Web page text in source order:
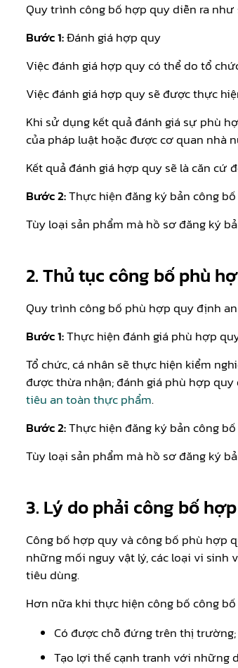
Quy trình công bố hợp quy diễn ra như
Bước 1:Đánh giá hợp quy
Việc đánh giá hợp quy có thể do tổ
Việc đánh giá hợp quy sẽ được thực
Khi sử dụng kết quả đánh giá sự phù
của pháp luật hoặc được cơ quan nhà
Kết quả đánh giá hợp quy sẽ là căn cứ
Bước 2:Thực hiện đăng ký bản công
Tùy loại sản phẩm mà hồ sơ đăng ký
2. Thủ tục công bố phù
Quy trình công bố phù hợp quy định
Bước 1:Thực hiện đánh giá phù hợp
Tổ chức, cá nhân sẽ thực hiện kiểm
được thừa nhận; đánh giá phù hợp
tiêu an toàn thực phẩm.
Bước 2:Thực hiện đăng ký bản công
Tùy loại sản phẩm mà hồ sơ đăng ký
3. Lý do phải công bố
Công bố hợp quy và công bố phù hợp
những mối nguy vật lý, các loại vi sinh
tiêu dùng.
Hơn nữa khi thực hiện công bố công
Có được chỗ đứng trên thị trường;
Tạo lợi thế cạnh tranh với những